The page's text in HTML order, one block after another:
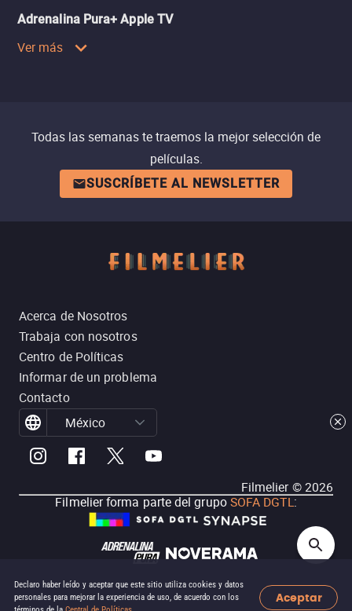
Declaro haber leído y aceptar que este sitio utiliza cookies y datos
personales para mejorar la experiencia de uso, de acuerdo con los
Aceptar
Adrenalina Pura+ Apple TV
Ver más
Todas las semanas te traemos la mejor selección de
películas.
SUSCRÍBETE AL NEWSLETTER
Acerca de Nosotros
Trabaja con nosotros
Centro de Políticas
Informar de un problema
Contacto
México
Filmelier ©2026
Filmelier forma parte del grupoSOFA DGTL: